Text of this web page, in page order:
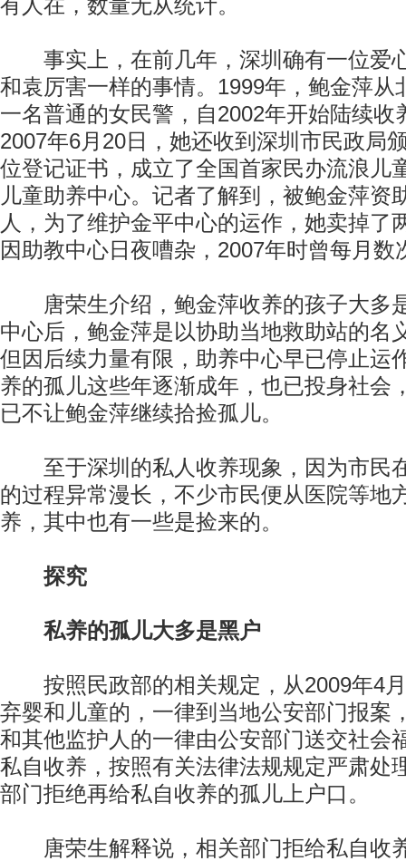
有人在，数量无从统计。
事实上，在前几年，深圳确有一位爱
和袁厉害一样的事情。1999年，鲍金萍从
一名普通的女民警，自2002年开始陆续收
2007年6月20日，她还收到深圳市民政局
位登记证书，成立了全国首家民办流浪儿
儿童助养中心。记者了解到，被鲍金萍资
人，为了维护金平中心的运作，她卖掉了
因助教中心日夜嘈杂，2007年时曾每月数
唐荣生介绍，鲍金萍收养的孩子大多
中心后，鲍金萍是以协助当地救助站的名
但因后续力量有限，助养中心早已停止运
养的孤儿这些年逐渐成年，也已投身社会
已不让鲍金萍继续拾捡孤儿。
至于深圳的私人收养现象，因为市民
的过程异常漫长，不少市民便从医院等地
养，其中也有一些是捡来的。
探究
私养的孤儿大多是黑户
按照民政部的相关规定，从2009年4月
弃婴和儿童的，一律到当地公安部门报案
和其他监护人的一律由公安部门送交社会
私自收养，按照有关法律法规规定严肃处
部门拒绝再给私自收养的孤儿上户口。
唐荣生解释说，相关部门拒给私自收